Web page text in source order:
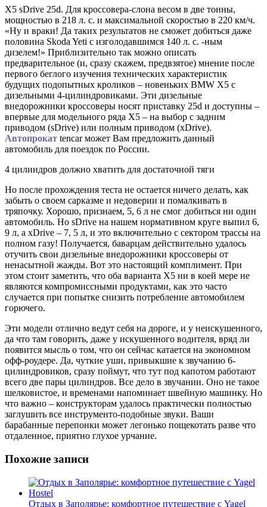
X5 sDrive 25d. Для кроссовера-слона весом в две тонны,
мощностью в 218 л. с. и максимальной скоростью в 220 км/ч.
«Ну и враки! Да таких результатов не сможет добиться даже
половина Skoda Yeti с изголодавшимся 140 л. с. -ным
дизелем!» Приблизительно так можно описать
предварительное (и, сразу скажем, предвзятое) мнение после
первого беглого изучения технических характеристик
будущих подопытных кроликов – новеньких BMW X5 с
дизельными 4-цилиндровиками. Эти дизельные
внедорожники кроссоверы носят приставку 25d и доступны –
впервые для модельного ряда Х5 – на выбор с задним
приводом (sDrive) или полным приводом (xDrive).
Автопрокат tencar может Вам предложить данный
автомобиль для поездок по России.
4 цилиндров должно хватить для достаточной тяги
Но после прохождения теста не остается ничего делать, как
забыть о своем сарказме и недоверии и помалкивать в
тряпочку. Хорошо, признаем, 5, 6 л не смог добиться ни один
автомобиль. Но sDrive на нашем нормативном круге выпил 6,
9 л, а xDrive – 7, 5 л, и это включительно с сектором трассы на
полном газу! Получается, баварцам действительно удалось
отучить свои дизельные внедорожники кроссоверы от
ненасытной жажды. Вот это настоящий комплимент. При
этом стоит заметить, что оба варианта Х5 ни в коей мере не
являются компромиссными продуктами, как это часто
случается при попытке снизить потребление автомобилем
горючего.
Эти модели отлично ведут себя на дороге, и у неискушенного,
да что там говорить, даже у искушенного водителя, вряд ли
появится мысль о том, что он сейчас катается на экономном
офф-роудере. Да, чуткие уши, привыкшие к звучанию 6-
цилиндровиков, сразу поймут, что тут под капотом работают
всего две пары цилиндров. Все дело в звучании. Оно не такое
шелковистое, и временами напоминает швейную машинку. Но
что важно – конструкторам удалось практически полностью
заглушить все инструменто-подобные звуки. Ваши
барабанные перепонки может легонько пощекотать разве что
отдаленное, приятно глухое урчание.
Похожие записи
Отдых в Заполярье: комфортное путешествие с Yagel